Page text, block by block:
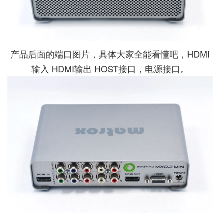
产品后面的端口图片，具体大家全能看懂吧，HDMI
输入 HDMI输出 HOST接口，电源接口。